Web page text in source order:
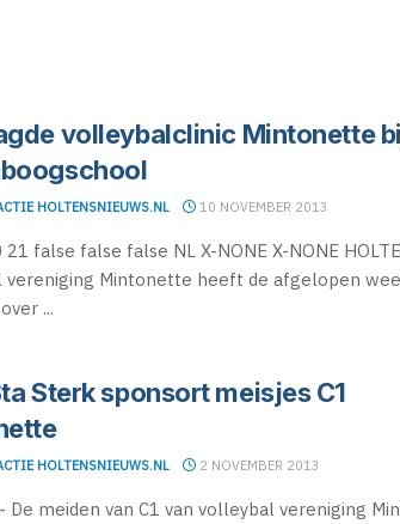
volleybalclinic Mintonette
HOLTENSNIEUWS.NL 10 NOVEMBER 2013
false false false NL X-NONE X-NONE
vereniging Mintonette heeft de afgelopen
...
Sterk sponsort meisjes C1
HOLTENSNIEUWS.NL 2 NOVEMBER 2013
De meiden van C1 van volleybal vereniging